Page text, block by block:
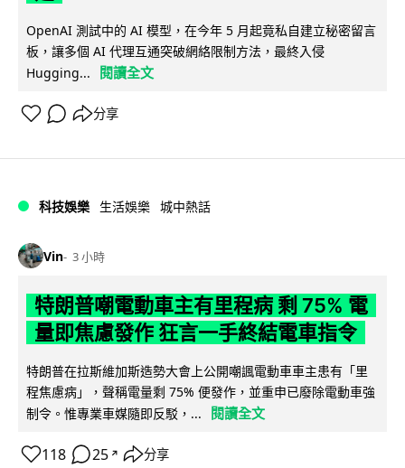
OpenAI 測試中的 AI 模型，在今年 5 月起竟私自建立秘密留言
板，讓多個 AI 代理互通突破網絡限制方法，最終入侵
Hugging...
閱讀全文
分享
科技娛樂 生活娛樂 城中熱話
Vin 3 小時
特朗普嘲電動車主有里程病 剩 75% 電
量即焦慮發作 狂言一手終結電車指令
特朗普在拉斯維加斯造勢大會上公開嘲諷電動車車主患有「里
程焦慮病」，聲稱電量剩 75% 便發作，並重申已廢除電動車強
制令。惟專業車媒隨即反駁，...
閱讀全文
118 25 ↗ 分享